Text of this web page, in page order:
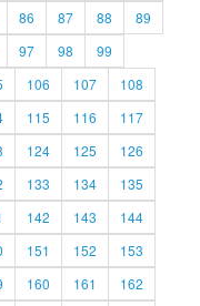
86 87 88
89
97 98
99
106 107
108
115 116
117
124 125
126
133 134
135
142 143
144
151 152
153
160 161
162